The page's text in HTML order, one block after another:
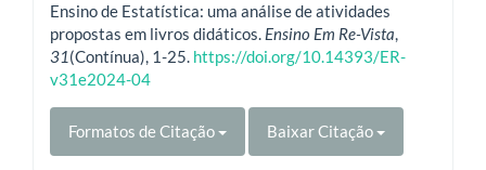
Ensino de Estatística: uma análise de atividades
propostas em livros didáticos. Ensino Em Re-Vista,
31(Contínua), 1-25. https://doi.org/10.14393/ER-
v31e2024-04
Formatos de Citação Baixar Citação